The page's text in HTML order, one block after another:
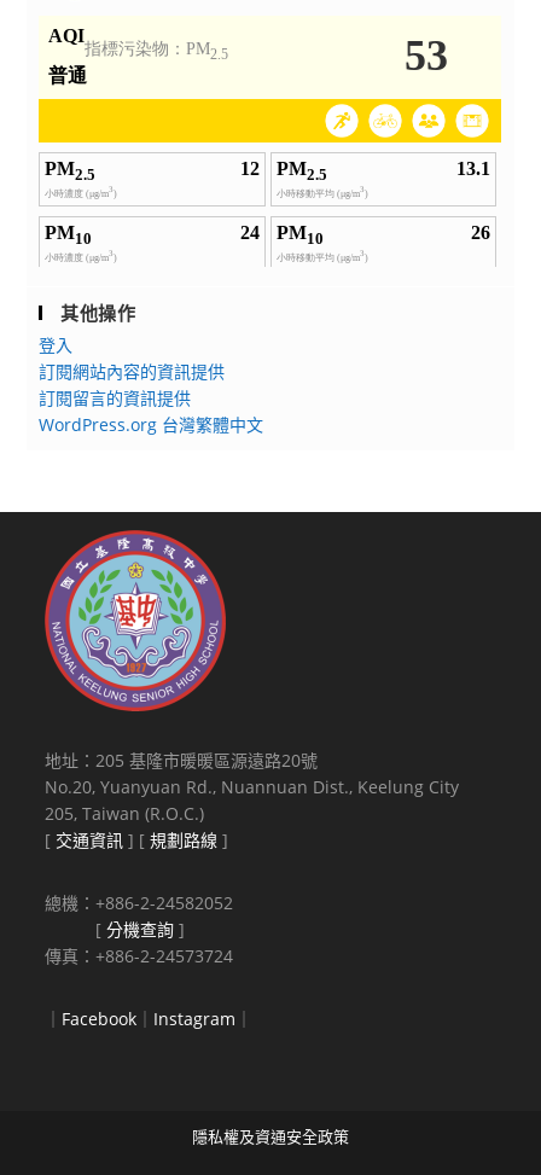
其他操作
登入
訂閱網站內容的資訊提供
訂閱留言的資訊提供
WordPress.org 台灣繁體中文
地址：205 基隆市暖暖區源遠路20號
No.20, Yuanyuan Rd., Nuannuan Dist., Keelung City
205, Taiwan (R.O.C.)
[ 交通資訊 ] [規劃路線 ]
總機：+886-2-24582052
[分機查詢 ]
傳真：+886-2-24573724
｜ Facebook ｜ Instagram ｜
隱私權及資通安全政策